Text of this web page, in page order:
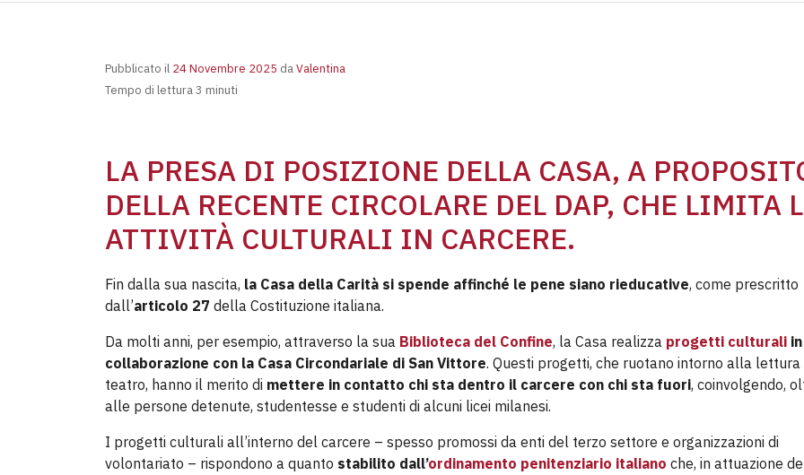
Pubblicato il 24 Novembre 2025 daValentina
Tempo di lettura 3 minuti
LA PRESA DI POSIZIONE DELLA CASA, A
DELLA RECENTE CIRCOLARE DEL DAP, CHE LIMITA
ATTIVITÀ CULTURALI IN CARCERE.
Fin dalla sua nascita, la Casa della Carità si spende affinché le pene siano rieducative, come prescritto
dall’articolo 27 della Costituzione italiana.
Da molti anni, per esempio, attraverso la sua Biblioteca del Confine, la Casa realizza progetti culturali in
collaborazione con la Casa Circondariale di San Vittore. Questi progetti, che ruotano intorno alla lettura
teatro, hanno il merito di mettere in contatto chi sta dentro il carcere con chi sta fuori, coinvolgendo,
alle persone detenute, studentesse e studenti di alcuni licei milanesi.
I progetti culturali all’interno del carcere – spesso promossi da enti del terzo settore e organizzazioni di
volontariato – rispondono a quanto stabilito dall’ordinamento penitenziario italiano che, in attuazione